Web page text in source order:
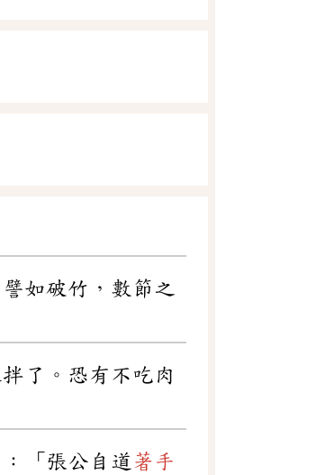
如破竹，數節之
了。恐有不吃肉
「張公自道 著手